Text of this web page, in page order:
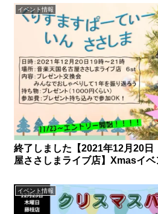
イベント情報
終了しました【2021年12月20日
屋ささしまライブ店】Xmasイベ
イベント情報